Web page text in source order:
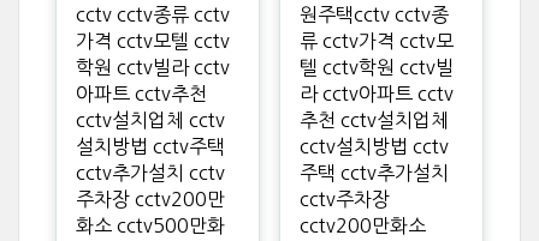
cctv cctv종류 cctv
가격 cctv모텔 cctv
학원 cctv빌라 cctv
아파트 cctv추천
cctv설치업체 cctv
설치방법 cctv주택
cctv추가설치 cctv
주차장 cctv200만
화소 cctv500만화
원주택cctv cctv종
류 cctv가격 cctv모
텔 cctv학원 cctv빌
라 cctv아파트 cctv
추천 cctv설치업체
cctv설치방법 cctv
주택 cctv추가설치
cctv주차장
cctv200만화소